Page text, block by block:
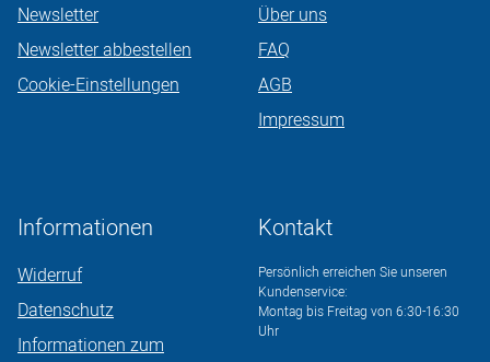
Newsletter
Newsletter abbestellen
Cookie-Einstellungen
Über uns
FAQ
AGB
Impressum
Informationen
Widerruf
Datenschutz
Informationen zum
Kontakt
Persönlich erreichen Sie unseren
Kundenservice:
Montag bis Freitag von 6:30-16:30
Uhr